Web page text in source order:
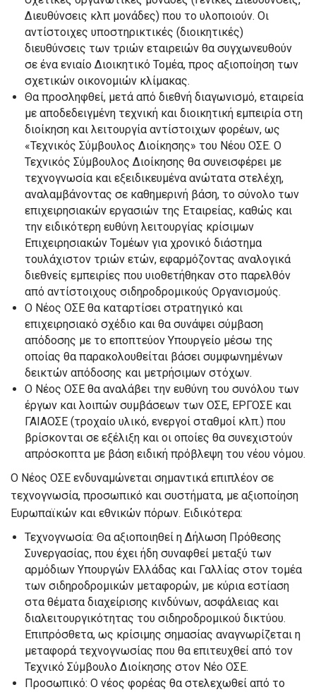
Διευθύνσεις κλπ μονάδες) που το υλοποιούν. Οι
αντίστοιχες υποστηρικτικές (διοικητικές)
διευθύνσεις των τριών εταιρειών θα συγχωνευθούν
σε ένα ενιαίο Διοικητικό Τομέα, προς αξιοποίηση των
σχετικών οικονομιών κλίμακας.
Θα προσληφθεί, μετά από διεθνή διαγωνισμό, εταιρεία
με αποδεδειγμένη τεχνική και διοικητική εμπειρία στη
διοίκηση και λειτουργία αντίστοιχων φορέων, ως
«Τεχνικός Σύμβουλος Διοίκησης» του Νέου ΟΣΕ. Ο
Τεχνικός Σύμβουλος Διοίκησης θα συνεισφέρει με
τεχνογνωσία και εξειδικευμένα ανώτατα στελέχη,
αναλαμβάνοντας σε καθημερινή βάση, το σύνολο των
επιχειρησιακών εργασιών της Εταιρείας, καθώς και
την ειδικότερη ευθύνη λειτουργίας κρίσιμων
Επιχειρησιακών Τομέων για χρονικό διάστημα
τουλάχιστον τριών ετών, εφαρμόζοντας αναλογικά
διεθνείς εμπειρίες που υιοθετήθηκαν στο παρελθόν
από αντίστοιχους σιδηροδρομικούς Οργανισμούς.
Ο Νέος ΟΣΕ θα καταρτίσει στρατηγικό και
επιχειρησιακό σχέδιο και θα συνάψει σύμβαση
απόδοσης με το εποπτεύον Υπουργείο μέσω της
οποίας θα παρακολουθείται βάσει συμφωνημένων
δεικτών απόδοσης και μετρήσιμων στόχων.
Ο Νέος ΟΣΕ θα αναλάβει την ευθύνη του συνόλου των
έργων και λοιπών συμβάσεων των ΟΣΕ, ΕΡΓΟΣΕ και
ΓΑΙΑΟΣΕ (τροχαίο υλικό, ενεργοί σταθμοί κλπ.) που
βρίσκονται σε εξέλιξη και οι οποίες θα συνεχιστούν
απρόσκοπτα με βάση ειδική πρόβλεψη του νέου νόμου.
Ο Νέος ΟΣΕ ενδυναμώνεται σημαντικά επιπλέον σε
τεχνογνωσία, προσωπικό και συστήματα, με αξιοποίηση
Ευρωπαϊκών και εθνικών πόρων. Ειδικότερα:
Τεχνογνωσία: Θα αξιοποιηθεί η Δήλωση Πρόθεσης
Συνεργασίας, που έχει ήδη συναφθεί μεταξύ των
αρμόδιων Υπουργών Ελλάδας και Γαλλίας στον τομέα
των σιδηροδρομικών μεταφορών, με κύρια εστίαση
στα θέματα διαχείρισης κινδύνων, ασφάλειας και
διαλειτουργικότητας του σιδηροδρομικού δικτύου.
Επιπρόσθετα, ως κρίσιμης σημασίας αναγνωρίζεται η
μεταφορά τεχνογνωσίας που θα επιτευχθεί από τον
Τεχνικό Σύμβουλο Διοίκησης στον Νέο ΟΣΕ.
Προσωπικό: Ο νέος φορέας θα στελεχωθεί από το